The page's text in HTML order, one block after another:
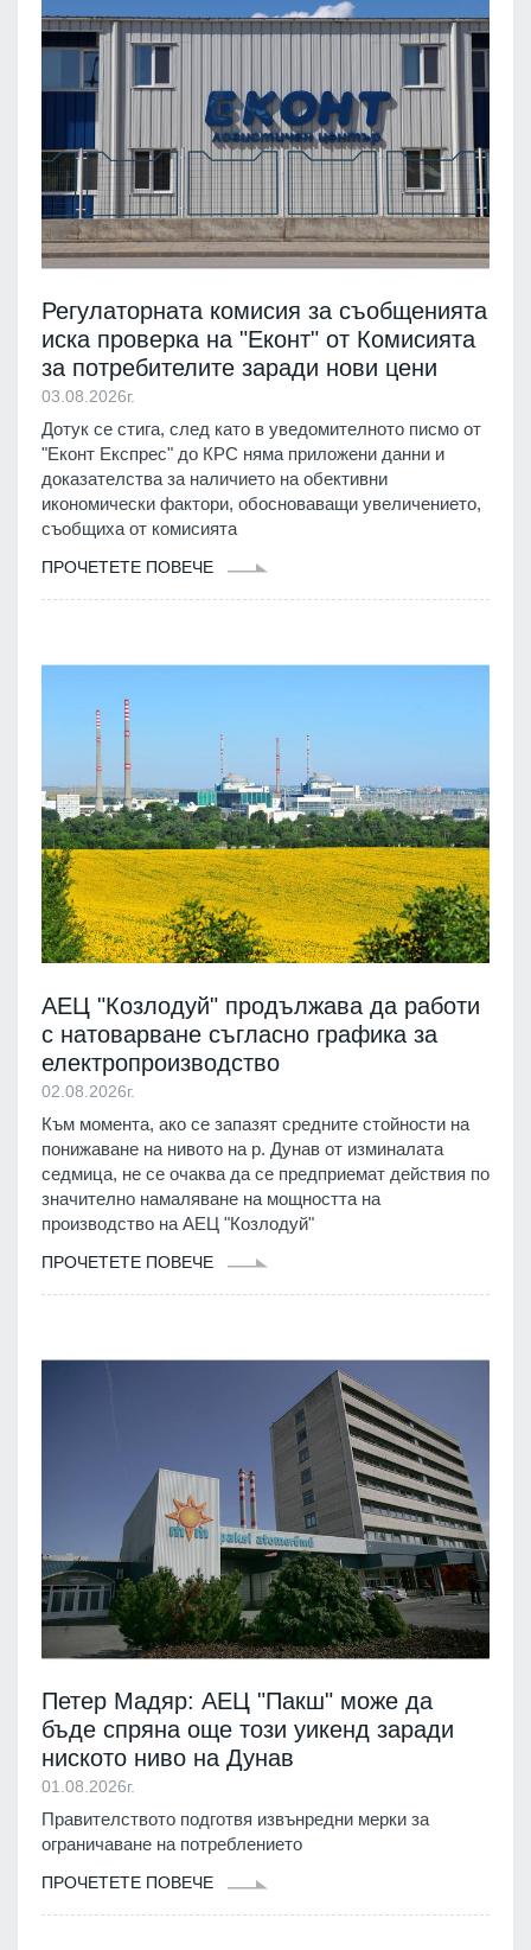
Регулаторната комисия за съобщенията
иска проверка на "Еконт" от Комисията
за потребителите заради нови цени
03.08.2026г.
Дотук се стига, след като в уведомителното писмо от
"Еконт Експрес" до КРС няма приложени данни и
доказателства за наличието на обективни
икономически фактори, обосноваващи увеличението,
съобщиха от комисията
ПРОЧЕТЕТЕ ПОВЕЧЕ
АЕЦ "Козлодуй" продължава да работи
с натоварване съгласно графика за
електропроизводство
02.08.2026г.
Към момента, ако се запазят средните стойности на
понижаване на нивото на р. Дунав от изминалата
седмица, не се очаква да се предприемат действия по
значително намаляване на мощността на
производство на АЕЦ "Козлодуй"
ПРОЧЕТЕТЕ ПОВЕЧЕ
Петер Мадяр: АЕЦ "Пакш" може да
бъде спряна още този уикенд заради
ниското ниво на Дунав
01.08.2026г.
Правителството подготвя извънредни мерки за
ограничаване на потреблението
ПРОЧЕТЕТЕ ПОВЕЧЕ